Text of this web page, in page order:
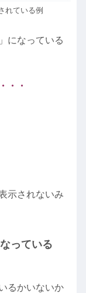
れている例
になっている
・・
示されないみ
っている
るかいないか